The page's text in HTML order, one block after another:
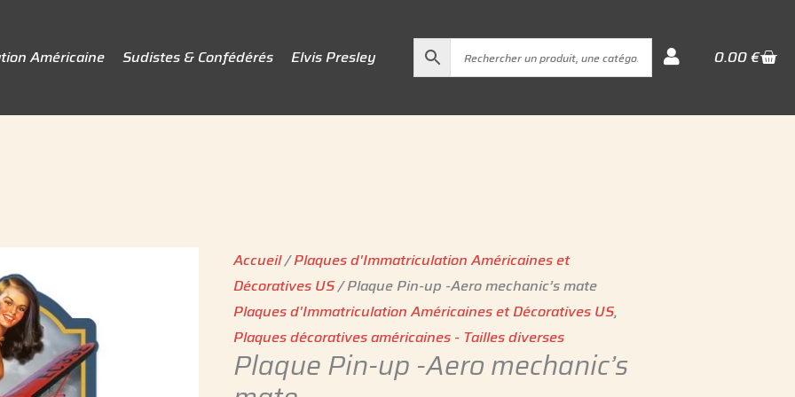
Américaine Sudistes & Confédérés Elvis Presley 0.00€Cart
Accueil/Plaques d'Immatriculation Américaines et
Décoratives US/ Plaque Pin-up -Aero mechanic’s mate
Plaques d'Immatriculation Américaines et Décoratives US,
Plaques décoratives américaines - Tailles diverses
Plaque Pin-up -Aero mechanic’s
Pin-
up
-
Aero
mechanic's
mate